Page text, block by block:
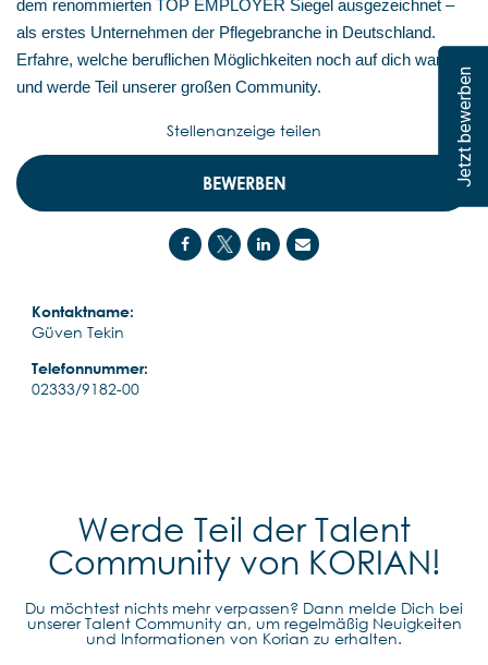
Jetzt bewerben
dem renommierten TOP EMPLOYER Siegel ausgezeichnet –
als erstes Unternehmen der Pflegebranche in Deutschland.
Erfahre, welche beruflichen Möglichkeiten noch auf dich warten,
und werde Teil unserer großen Community.
BEWERBEN
Kontaktname:
Güven Tekin
Telefonnummer:
02333/9182-00
Stellenanzeige teilen
Werde Teil der Talent
Community von KORIAN!
Du möchtest nichts mehr verpassen? Dann melde Dich bei
unserer Talent Community an, um regelmäßig Neuigkeiten
und Informationen von Korian zu erhalten.